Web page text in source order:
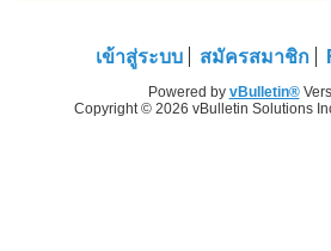
เข้าสู่ระบบ สมัครสมาชิก
Powered by vBulletin®
Copyright © 2026 vBulletin Solutions